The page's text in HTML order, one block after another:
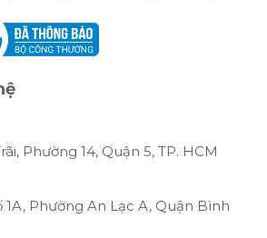
Phường 14, Quận 5, TP. HCM
1A, Phường An Lạc A, Quận Bình